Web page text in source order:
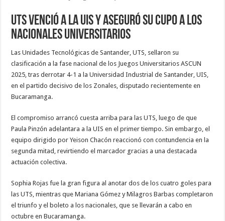
UTS venció a la UIS y aseguró su cupo a los
Nacionales universitarios
Las Unidades Tecnológicas de Santander, UTS, sellaron su
clasificación a la fase nacional de los Juegos Universitarios ASCUN
2025, tras derrotar 4-1 a la Universidad Industrial de Santander, UIS,
en el partido decisivo de los Zonales, disputado recientemente en
Bucaramanga.
El compromiso arrancó cuesta arriba para las UTS, luego de que
Paula Pinzón adelantara a la UIS en el primer tiempo. Sin embargo, el
equipo dirigido por Yeison Chacón reaccionó con contundencia en la
segunda mitad, revirtiendo el marcador gracias a una destacada
actuación colectiva.
Sophia Rojas fue la gran figura al anotar dos de los cuatro goles para
las UTS, mientras que Mariana Gómez y Milagros Barbas completaron
el triunfo y el boleto a los nacionales, que se llevarán a cabo en
octubre en Bucaramanga.